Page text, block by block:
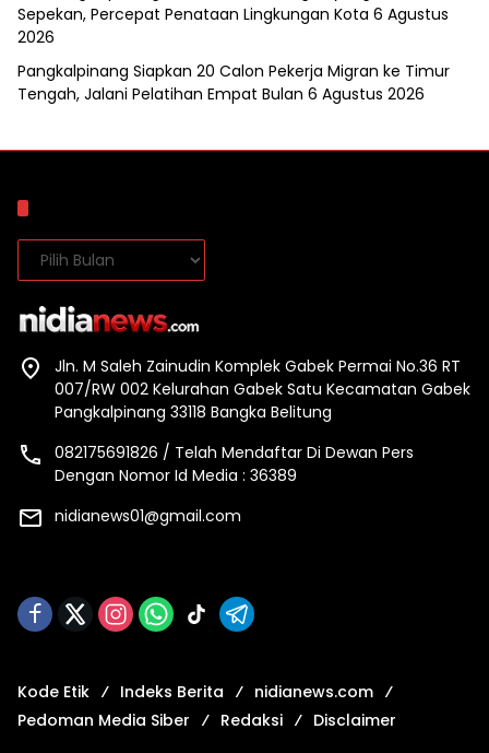
Sepekan, Percepat Penataan Lingkungan Kota 6 Agustus
2026
Pangkalpinang Siapkan 20 Calon Pekerja Migran ke Timur
Tengah, Jalani Pelatihan Empat Bulan 6 Agustus 2026
Arsip
Jln. M Saleh Zainudin Komplek Gabek Permai No.36 RT
007/RW 002 Kelurahan Gabek Satu Kecamatan Gabek
Pangkalpinang 33118 Bangka Belitung
082175691826 / Telah Mendaftar Di Dewan Pers
Dengan Nomor Id Media : 36389
nidianews01@gmail.com
Kode Etik Indeks Berita
nidianews.com
Pedoman Media Siber
Redaksi
Disclaimer